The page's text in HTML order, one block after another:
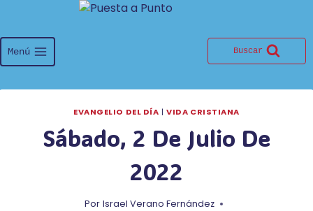
contenido
Menú Buscar
EVANGELIO DEL DÍA |VIDA CRISTIANA
Sábado, 2 De Julio De
2022
Por Israel Verano Fernández